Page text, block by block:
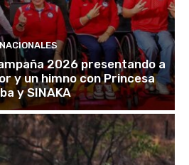
2026 presentando a
y un himno con Princesa
y SINAKA